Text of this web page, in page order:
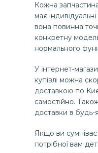
Кожна
має
вона повинна
конкретну
нормального
У інтернет-
купівлі можна
доставкою по
самостійно.
доставки в будь-
Якщо ви
потрібної вам